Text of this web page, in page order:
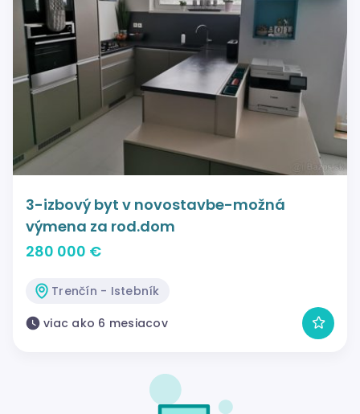
3-izbový byt v novostavbe-možná
výmena za rod.dom
280 000 €
Trenčín - Istebník
viac ako 6 mesiacov